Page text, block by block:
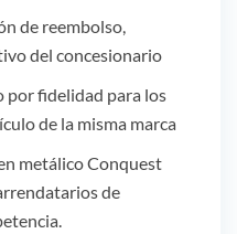
de reembolso,
del concesionario
por fidelidad para los
de la misma marca
metálico Conquest
de